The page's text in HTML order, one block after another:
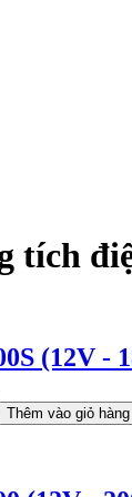
tích
(12V -